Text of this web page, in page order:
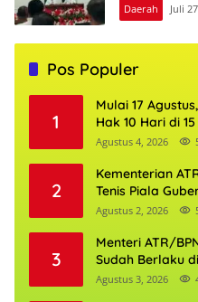
Daerah Juli
Pos Populer
1
Mulai 17
Hak 10 Hari di
Agustus 4, 2026
2
Kementerian
Tenis Piala
Agustus 2, 2026
3
Menteri ATR/
Sudah Berlaku
Agustus 3, 2026